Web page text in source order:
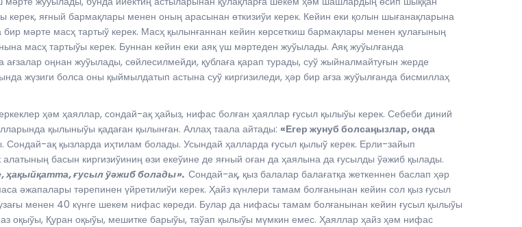
яғный бармақлары менен оның арасынан өткизиўи керек. Кейин еки қолын шығанақларына
мәрте масҳ тартыў керек. Масҳ қылынғаннан кейин көрсеткиш бармақлары менен қулағының
масҳ тартыўы керек. Буннан кейин еки аяқ үш мәртеден жуўылады. Аяқ жуўылғанда
оңнан жуўылады, сөйлесилмейди, қублаға қарап турады, суў жыйналмайтуғын жерде
жүзиги болса оны қыймылдатып астына суў киргизиледи, ҳәр бир ағза жуўылғанда бисмиллаҳ
ҳәм ҳаяллар, сондай-ақ ҳайыз, нифас болған ҳаяллар ғусыл қылыўы керек. Себеби диний
қылыныўы қадаған қылынған. Аллаҳ таала айтады: «Егер жунуб болсаңызлар, онда
ақ қызларда иҳтилам болады. Усындай ҳалларда ғусыл қылыў керек. Ерли-зайып
басын киргизиўиниң өзи екеўине де яғный оған да ҳаялына да ғусылды ўәжиб қылады.
ҳақыйқатта, ғусыл ўәжиб болады». Сондай-ақ, қыз балалар балағатқа жеткеннен баслап ҳәр
әжапалары тәрепинен үйретилиўи керек. Ҳайз күнлери тамам болғанынан кейин сол қыз ғусыл
менен 40 күнге шекем нифас көреди. Булар да нифасы тамам болғанынан кейин ғусыл қылыўы
оқыўы, Қуран оқыўы, мешитке барыўы, таўап қылыўы мүмкин емес. Ҳаяллар ҳайз ҳәм нифас